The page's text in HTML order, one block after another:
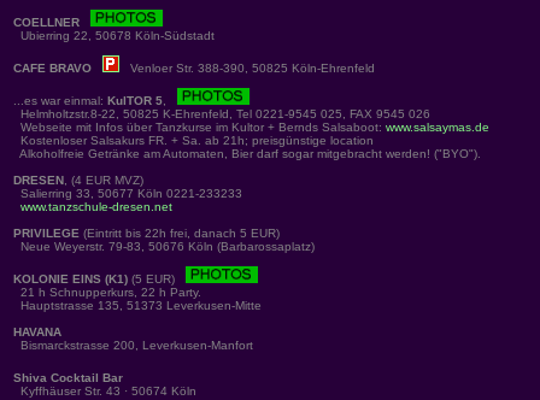
COELLNER
Ubierring 22, 50678 Köln-Südstadt
CAFE BRAVO Venloer Str. 388-390, 50825 Köln-Ehrenfeld
...es war einmal: KulTOR 5,
Helmholtzstr.8-22, 50825 K-Ehrenfeld, Tel 0221-9545 025, FAX 9545 026
Webseite mit Infos über Tanzkurse im Kultor + Bernds Salsaboot: www.salsaymas.de
Kostenloser Salsakurs FR. + Sa. ab 21h; preisgünstige location
Alkoholfreie Getränke am Automaten, Bier darf sogar mitgebracht werden! ("BYO").
DRESEN, (4 EUR MVZ)
Salierring 33, 50677 Köln 0221-233233
www.tanzschule-dresen.net
PRIVILEGE (Eintritt bis 22h frei, danach 5 EUR)
Neue Weyerstr. 79-83, 50676 Köln (Barbarossaplatz)
KOLONIE EINS (K1) (5 EUR)
21 h Schnupperkurs, 22 h Party.
Hauptstrasse 135, 51373 Leverkusen-Mitte
HAVANA
Bismarckstrasse 200, Leverkusen-Manfort
Shiva Cocktail Bar
Kyffhäuser Str. 43 · 50674 Köln